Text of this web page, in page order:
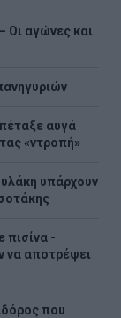
Οι αγώνες και
αυγά
«ντροπή»
υπάρχουν
πισίνα -
να αποτρέψει
που